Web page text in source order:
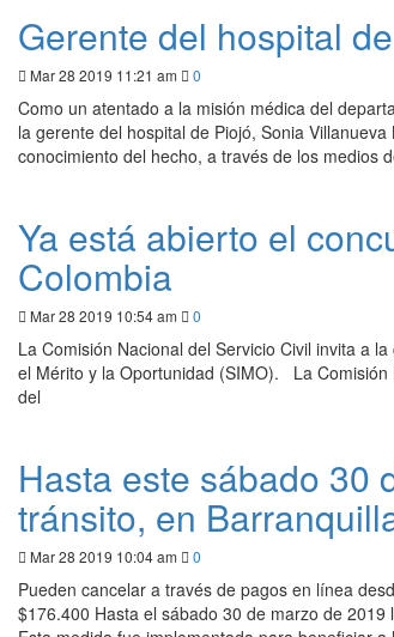
Gerente del hospital
Mar 28 2019 11:21 am 0
Como un atentado a la misión médica del
la gerente del hospital de Piojó, Sonia
conocimiento del hecho, a través de los medios
Ya está abierto el
Colombia
Mar 28 2019 10:54 am 0
La Comisión Nacional del Servicio Civil invita a
el Mérito y la Oportunidad (SIMO). La Comisión
del
Hasta este sábado 30
tránsito, en
Mar 28 2019 10:04 am 0
Pueden cancelar a través de pagos en línea
$176.400 Hasta el sábado 30 de marzo de